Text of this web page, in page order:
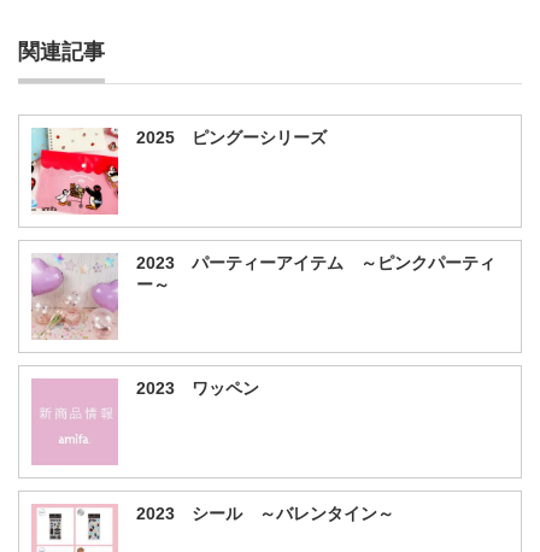
関連記事
2025 ピングーシリーズ
2023 パーティーアイテム ～ピンクパーティ
ー～
2023 ワッペン
2023 シール ～バレンタイン～